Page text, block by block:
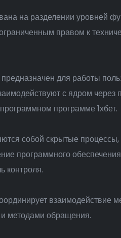
на разделении уровней
правом к
для работы
с ядром
программе 1хбет.
собой скрытые процессы,
программного
контроля.
методами обращения.